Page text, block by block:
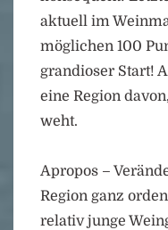
aktuell im
möglichen 100
grandioser Start!
eine Region
weht.
Apropos –
Region ganz
relativ junge